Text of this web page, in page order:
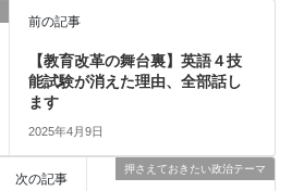
前の記事
【教育改革の舞台裏】英語４技
能試験が消えた理由、全部話し
ます
2025年4月9日
押さえておきたい政治テーマ
次の記事